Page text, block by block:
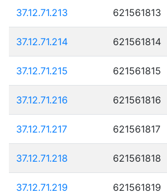
37.12.71.213 621561813
37.12.71.214 621561814
37.12.71.215 621561815
37.12.71.216 621561816
37.12.71.217 621561817
37.12.71.218 621561818
37.12.71.219 621561819